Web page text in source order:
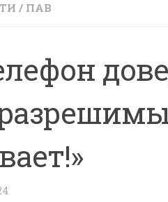
/ ПАВ